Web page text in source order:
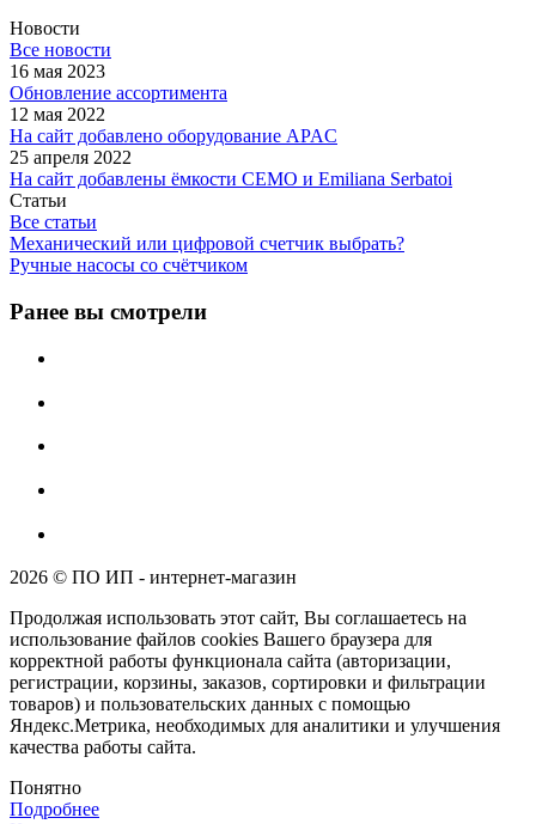
Новости
Все новости
16 мая 2023
Обновление ассортимента
12 мая 2022
На сайт добавлено оборудование APAC
25 апреля 2022
На сайт добавлены ёмкости CEMO и Emiliana Serbatoi
Статьи
Все статьи
Механический или цифровой счетчик выбрать?
Ручные насосы со счётчиком
Ранее вы смотрели
2026 © ПО ИП - интернет-магазин
Продолжая использовать этот сайт, Вы соглашаетесь на
использование файлов cookies Вашего браузера для
корректной работы функционала сайта (авторизации,
регистрации, корзины, заказов, сортировки и фильтрации
товаров) и пользовательских данных с помощью
Яндекс.Метрика, необходимых для аналитики и улучшения
качества работы сайта.
Понятно
Подробнее